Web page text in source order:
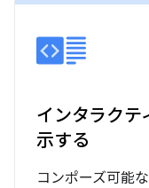
インタラクテ
示する
コンポーズ可能